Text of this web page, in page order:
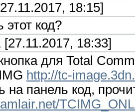
18:15]
этот код?
[27.11.2017, 18:33]
для Total
http://tc-
на панель код,